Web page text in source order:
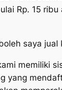
Rp. 15
saya jual
memiliki
yang